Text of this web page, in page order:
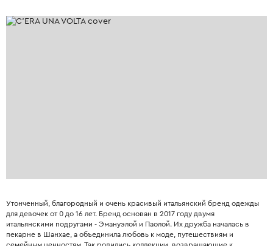
Утонченный, благородный и очень красивый итальянский бренд одежды
для девочек от 0 до 16 лет. Бренд основан в 2017 году двумя
итальянскими подругами - Эмануэлой и Паолой. Их дружба началась в
пекарне в Шанхае, а объединила любовь к моде, путешествиям и